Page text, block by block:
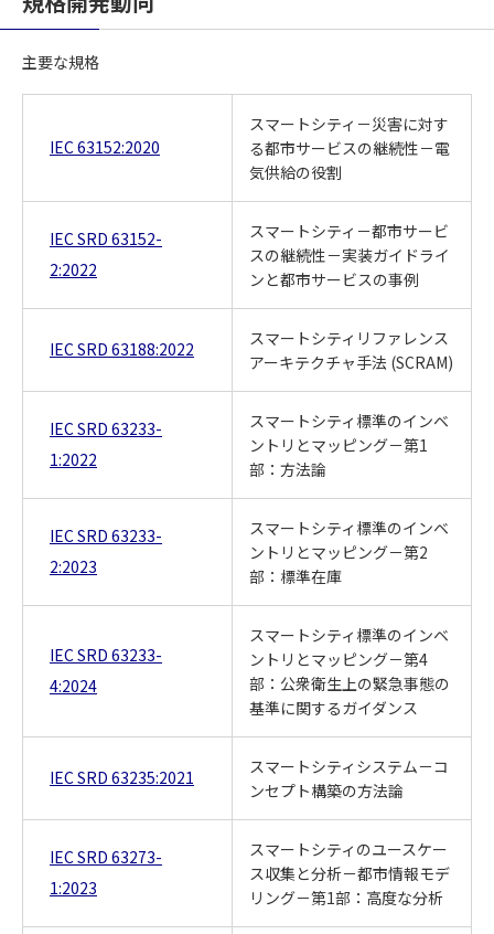
主要な規格
IEC 63152:2020
スマートシティ－災害に対す
る都市サービスの継続性－電
気供給の役割
IEC SRD 63152-
2:2022
スマートシティ－都市サービ
スの継続性－実装ガイドライ
ンと都市サービスの事例
IEC SRD 63188:2022
スマートシティリファレンス
アーキテクチャ手法 (SCRAM)
IEC SRD 63233-
1:2022
スマートシティ標準のインベ
ントリとマッピング－第1
部：方法論
IEC SRD 63233-
2:2023
スマートシティ標準のインベ
ントリとマッピング－第2
部：標準在庫
IEC SRD 63233-
4:2024
スマートシティ標準のインベ
ントリとマッピング－第4
部：公衆衛生上の緊急事態の
基準に関するガイダンス
IEC SRD 63235:2021
スマートシティシステム－コ
ンセプト構築の方法論
IEC SRD 63273-
1:2023
スマートシティのユースケー
ス収集と分析－都市情報モデ
リング－第1部：高度な分析